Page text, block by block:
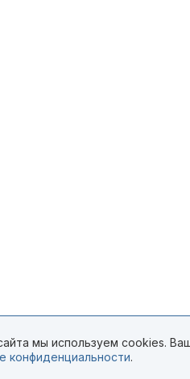
мы используем cookies.
конфиденциальности.